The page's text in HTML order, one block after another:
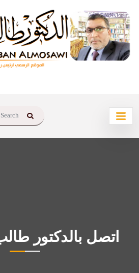
اتصل بالدكتور